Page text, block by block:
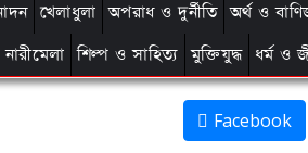
খেলাধুলা অপরাধ ও দুর্নীতি অর্থ ও
নারীমেলা শিল্প ও সাহিত্য মুক্তিযুদ্ধ ধর্ম ও
Facebook